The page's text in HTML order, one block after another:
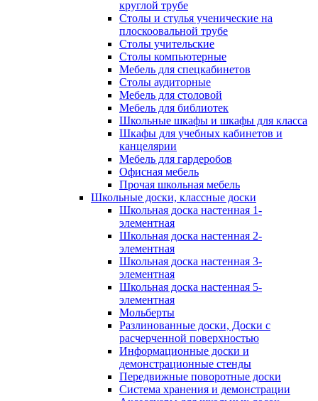
круглой трубе
Столы и стулья ученические на
плоскоовальной трубе
Столы учительские
Столы компьютерные
Мебель для спецкабинетов
Столы аудиторные
Мебель для столовой
Мебель для библиотек
Школьные шкафы и шкафы для класса
Шкафы для учебных кабинетов и
канцелярии
Мебель для гардеробов
Офисная мебель
Прочая школьная мебель
Школьные доски, классные доски
Школьная доска настенная 1-
элементная
Школьная доска настенная 2-
элементная
Школьная доска настенная 3-
элементная
Школьная доска настенная 5-
элементная
Мольберты
Разлинованные доски, Доски с
расчерченной поверхностью
Информационные доски и
демонстрационные стенды
Передвижные поворотные доски
Система хранения и демонстрации